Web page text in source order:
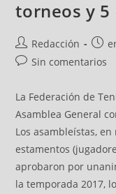
torneos y
Redacción
Sin comentarios
La Federación de
Asamblea General
Los asambleístas,
estamentos
aprobaron por
la temporada 2017,